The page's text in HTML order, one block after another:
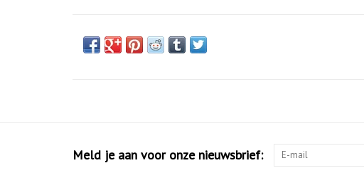
Meld je aan voor onze nieuwsbrief: